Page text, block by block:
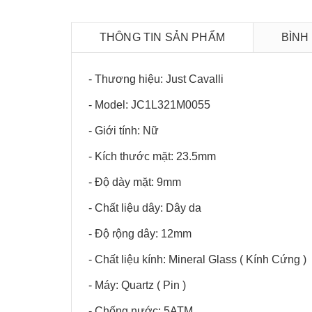
THÔNG TIN SẢN PHẨM
- Thương hiệu: Just Cavalli
- Model: JC1L321M0055
- Giới tính: Nữ
- Kích thước mặt: 23.5mm
- Độ dày mặt: 9mm
- Chất liệu dây: Dây da
- Độ rộng dây: 12mm
- Chất liệu kính: Mineral Glass ( Kính Cứng )
- Máy: Quartz ( Pin )